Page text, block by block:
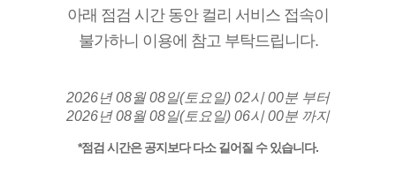
아래 점검 시간 동안 컬리 서비스 접속이
불가하니 이용에 참고 부탁드립니다.
2026년 08월 08일(토요일) 02시 00분 부터
2026년 08월 08일(토요일) 06시 00분 까지
*점검 시간은 공지보다 다소 길어질 수 있습니다.